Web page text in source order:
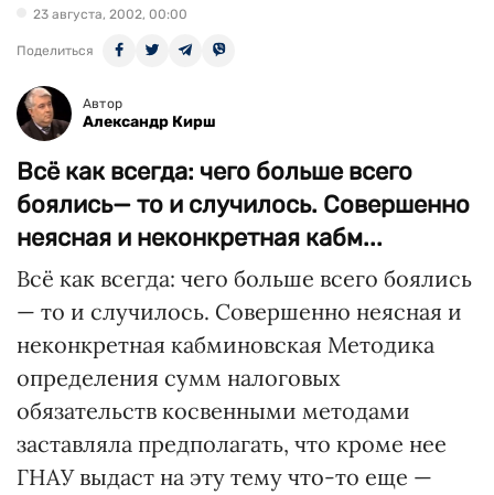
23 августа, 2002, 00:00
Поделиться
Автор
Александр Кирш
Всё как всегда: чего больше всего
боялись— то и случилось. Совершенно
неясная и неконкретная кабм...
Всё как всегда: чего больше всего боялись
— то и случилось. Совершенно неясная и
неконкретная кабминовская Методика
определения сумм налоговых
обязательств косвенными методами
заставляла предполагать, что кроме нее
ГНАУ выдаст на эту тему что-то еще —